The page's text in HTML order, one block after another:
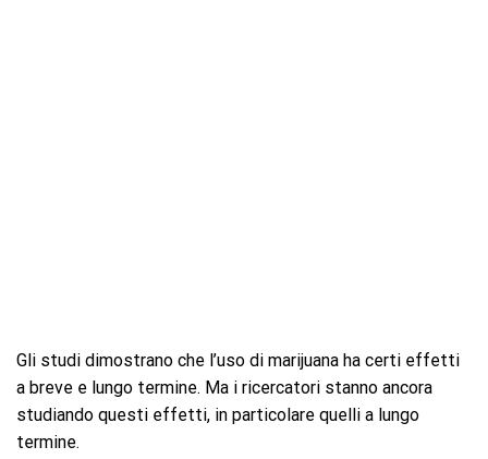
Gli studi dimostrano che l’uso di marijuana ha certi effetti
a breve e lungo termine. Ma i ricercatori stanno ancora
studiando questi effetti, in particolare quelli a lungo
termine.